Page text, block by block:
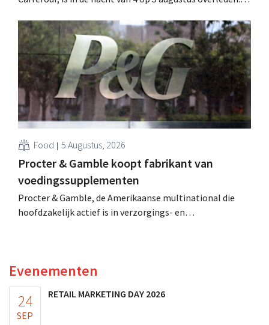
retailer, realiseerde de fusie met Promodès en nam
toenmalig Belgisch marktleider GB over.
Food 5 Augustus, 2026
Procter & Gamble koopt fabrikant van
voedingssupplementen
Procter & Gamble, de Amerikaanse multinational die
hoofdzakelijk actief is in verzorgings- en
Evenementen
24
SEP
RETAIL MARKETING DAY 2026